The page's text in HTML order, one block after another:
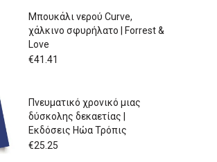
Μπουκάλι νερού Curve,
χάλκινο σφυρήλατο | Forrest &
Love
€41.41
Πνευματικό χρονικό μιας
δύσκολης δεκαετίας |
Εκδόσεις Ηώα Τρόπις
€25.25